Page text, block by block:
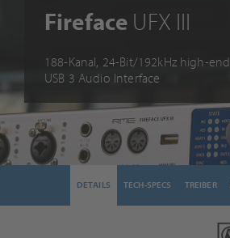
Fireface UFX III
188-Kanal, 24-Bit/192kHz high-end
USB 3 Audio Interface
DETAILS TECH-SPECS TREIBER